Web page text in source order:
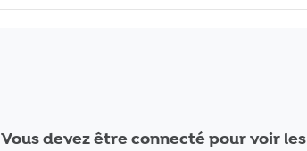
Vous devez être connecté pour voir